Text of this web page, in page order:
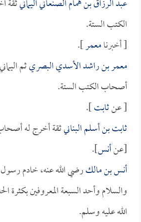
عبد الرزاق بن همام الصنعاني اليمانيثقة
الكتب الستة.
[ أخبرنامعمر].
معمر بن راشد الأسدي البصريثم
أصحاب الكتب الستة.
[ عنثابت].
ثابت بن أسلم البنانيثقة أخرج له
[عنأنس].
أنس بن مالكرضي الله عنه، خادم رسول
والسلام وأحد السبعة المعروفين بكثرة
الله عليه وسلم.